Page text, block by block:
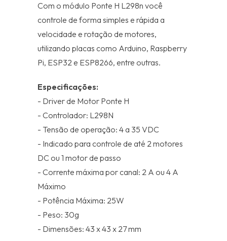
Com o módulo Ponte H L298n você
controle de forma simples e rápida a
velocidade e rotação de motores,
utilizando placas como Arduino, Raspberry
Pi, ESP32 e ESP8266, entre outras.
Especificações:
- Driver de Motor Ponte H
- Controlador: L298N
- Tensão de operação: 4 a 35 VDC
- Indicado para controle de até 2 motores
DC ou 1 motor de passo
- Corrente máxima por canal: 2 A ou 4 A
Máximo
- Potência Máxima: 25W
- Peso: 30g
- Dimensões: 43 x 43 x 27 mm